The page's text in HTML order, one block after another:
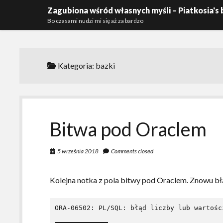
Zagubiona wśród własnych myśli – Piatkosia's
Bo czasami nudzi mi się aż za bardzo
Kategoria: bazki
Bitwa pod Oraclem
5 września 2018 Comments closed
Kolejna notka z pola bitwy pod Oraclem. Znowu